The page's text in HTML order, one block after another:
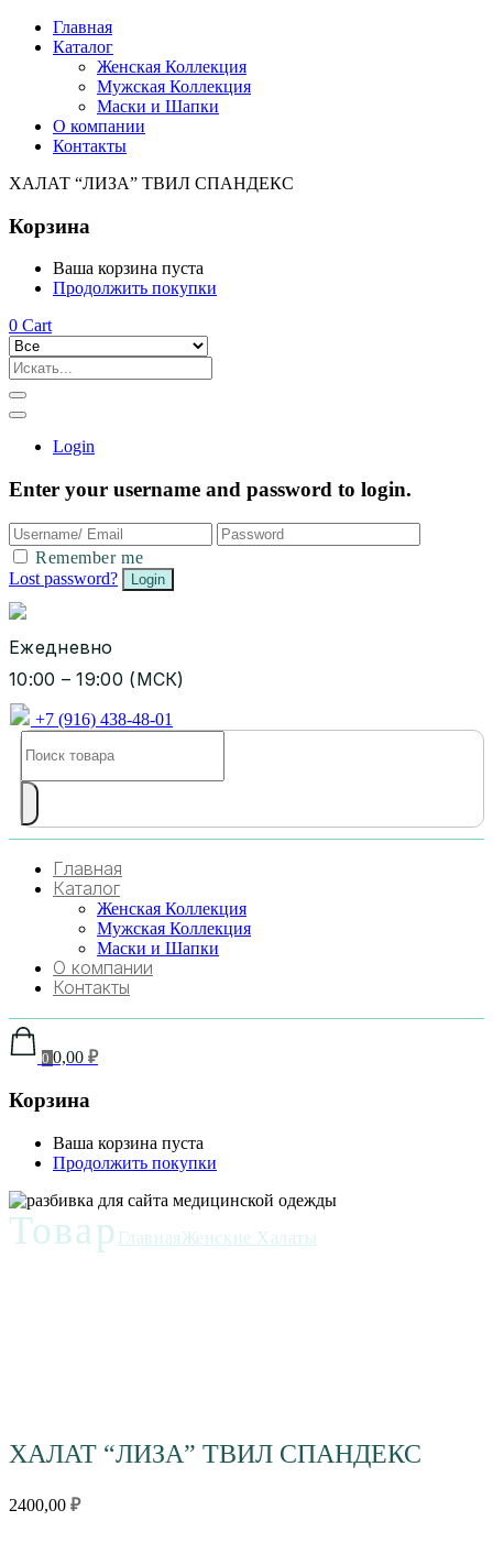
Главная
Каталог
Женская Коллекция
Мужская Коллекция
Маски и Шапки
О компании
Контакты
ХАЛАТ “ЛИЗА” ТВИЛ СПАНДЕКС
Корзина
Ваша корзина пуста
Продолжить покупки
0 Cart
Login
Enter your username and password to login.
Remember me
Lost password?
Ежедневно
10:00 – 19:00 (МСК)
+7 (916) 438-48-01
Главная
Каталог
Женская Коллекция
Мужская Коллекция
Маски и Шапки
О компании
Контакты
0 0,00 ₽
Корзина
Ваша корзина пуста
Продолжить покупки
Товар ГлавнаяЖенские Халаты
ХАЛАТ “ЛИЗА” ТВИЛ СПАНДЕКС
2400,00 ₽